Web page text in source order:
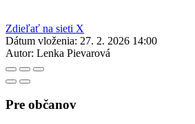
Zdieľať na sieti X
Dátum vloženia: 27. 2. 2026 14:00
Autor: Lenka Pievarová
Pre občanov